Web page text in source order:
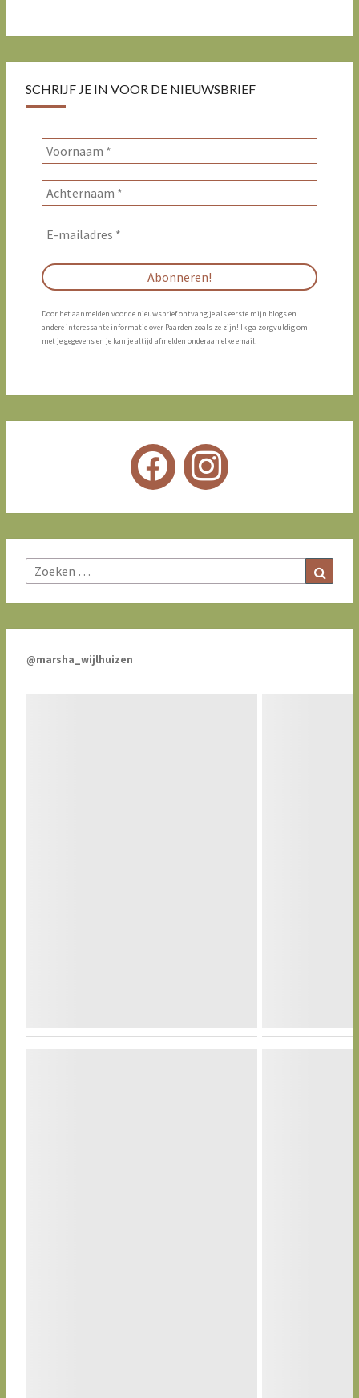
SCHRIJF JE IN VOOR DE NIEUWSBRIEF
Door het aanmelden voor de nieuwsbrief ontvang je als eerste mijn blogs en
andere interessante informatie over Paarden zoals ze zijn! Ik ga zorgvuldig om
met je gegevens en je kan je altijd afmelden onderaan elke email.
Zoeken
naar:
@marsha_wijlhuizen